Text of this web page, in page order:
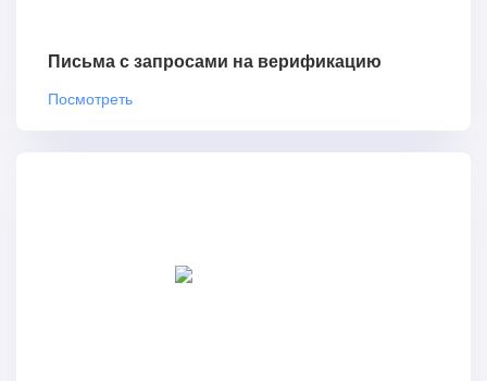
Письма с запросами на верификацию
Посмотреть